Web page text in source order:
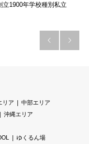
立1900年学校種別私立
 
リア
中部エリア
沖縄エリア
ゆくるん場